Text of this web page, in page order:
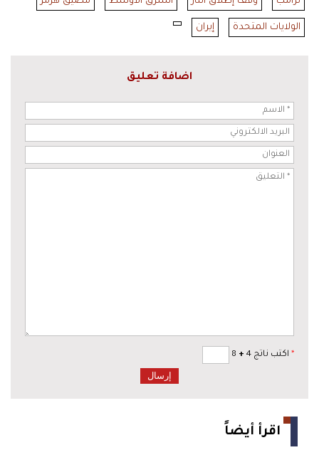
الولايات المتحدة إيران
اضافة تعليق
* اكتب ناتج 4 +
اقرأ أيضاً